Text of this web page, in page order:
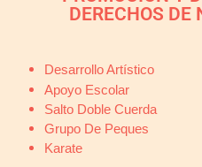
DERECHOS DE
Desarrollo Artístico
Apoyo Escolar
Salto Doble Cuerda
Grupo De Peques
Karate